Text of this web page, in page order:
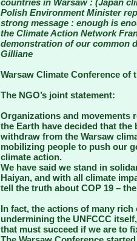
countries in Warsaw : (Japan
Polish Environment Minister
strong message : enough is
the Climate Action Network
demonstration of our common
Gilliane
Warsaw Climate Conference of
The NGO’s joint statement:
Organizations and movements
the Earth have decided that
withdraw from the Warsaw
mobilizing people to push our
climate action.
We have said we stand in
Haiyan, and with all climate
tell the truth about COP 19 –
In fact, the actions of many
undermining the UNFCCC
that must succeed if we are to